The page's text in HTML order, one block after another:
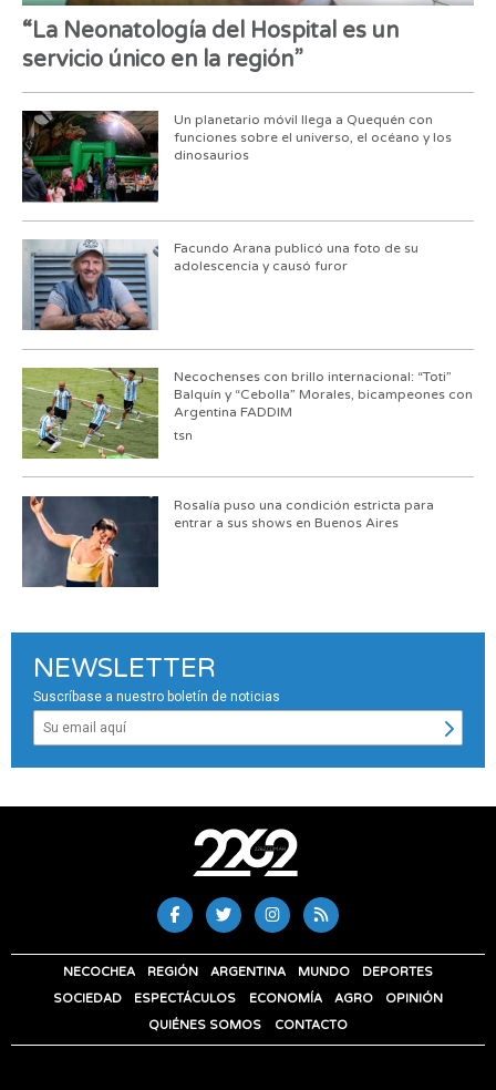
“La Neonatología del Hospital es un
servicio único en la región”
Un planetario móvil llega a Quequén con
funciones sobre el universo, el océano y los
dinosaurios
Facundo Arana publicó una foto de su
adolescencia y causó furor
Necochenses con brillo internacional: “Toti”
Balquín y “Cebolla” Morales, bicampeones con
Argentina FADDIM
tsn
Rosalía puso una condición estricta para
entrar a sus shows en Buenos Aires
NEWSLETTER
Suscríbase a nuestro boletín de noticias
NECOCHEA REGIÓN ARGENTINA MUNDO
DEPORTES
SOCIEDAD
ESPECTÁCULOS ECONOMÍA AGRO
OPINIÓN
QUIÉNES SOMOS
CONTACTO